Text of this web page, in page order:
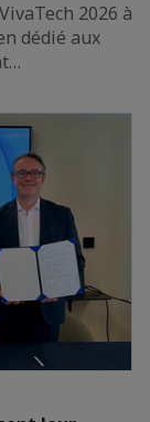
2026 à
dédié aux